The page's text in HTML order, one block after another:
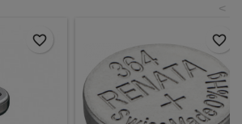
<
favorite_border favorite_border